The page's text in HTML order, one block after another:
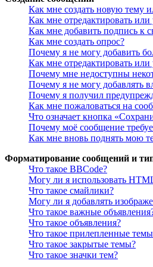
Как мне создать новую тему
Как мне отредактировать
Как мне добавить подпись к
Как мне создать опрос?
Почему я не могу добавить
Как мне отредактировать или
Почему мне недоступны
Почему я не могу добавлять
Почему я получил
Как мне пожаловаться на
Что означает кнопка
Почему моё сообщение
Как мне вновь поднять мою
Форматирование сообщений и
Что такое BBCode?
Могу ли я использовать
Что такое смайлики?
Могу ли я добавлять
Что такое важные
Что такое объявления?
Что такое прилепленные
Что такое закрытые темы?
Что такое значки тем?